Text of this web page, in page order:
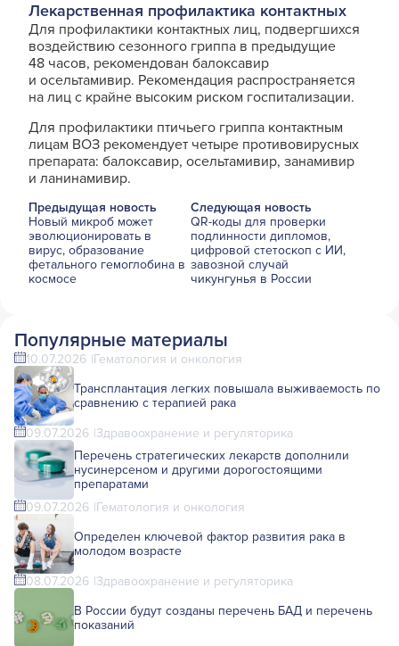
Лекарственная профилактика контактных
Для профилактики контактных лиц, подвергшихся
воздействию сезонного гриппа в предыдущие
48 часов, рекомендован балоксавир
и осельтамивир. Рекомендация распространяется
на лиц с крайне высоким риском госпитализации.
Для профилактики птичьего гриппа контактным
лицам ВОЗ рекомендует четыре противовирусных
препарата: балоксавир, осельтамивир, занамивир
и ланинамивир.
Предыдущая новость
Новый микроб может
эволюционировать в
вирус, образование
фетального гемоглобина в
космосе
Следующая новость
QR-коды для проверки
подлинности дипломов,
цифровой стетоскоп с ИИ,
завозной случай
чикунгунья в России
Популярные материалы
10.07.2026 Гематология и онкология
Трансплантация легких повышала выживаемость по
сравнению с терапией рака
09.07.2026 Здравоохранение и регуляторика
Перечень стратегических лекарств дополнили
нусинерсеном и другими дорогостоящими
препаратами
09.07.2026 Гематология и онкология
Определен ключевой фактор развития рака в
молодом возрасте
08.07.2026 Здравоохранение и регуляторика
В России будут созданы перечень БАД и перечень
показаний